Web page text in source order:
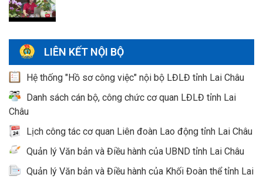
LIÊN KẾT NỘI BỘ
Hệ thống "Hồ sơ công việc" nội bộ LĐLĐ tỉnh Lai Châu
Danh sách cán bộ, công chức cơ quan LĐLĐ tỉnh Lai
Châu
Lịch công tác cơ quan Liên đoàn Lao động tỉnh Lai Châu
Quản lý Văn bản và Điều hành của UBND tỉnh Lai Châu
Quản lý Văn bản và Điều hành của Khối Đoàn thể tỉnh Lai